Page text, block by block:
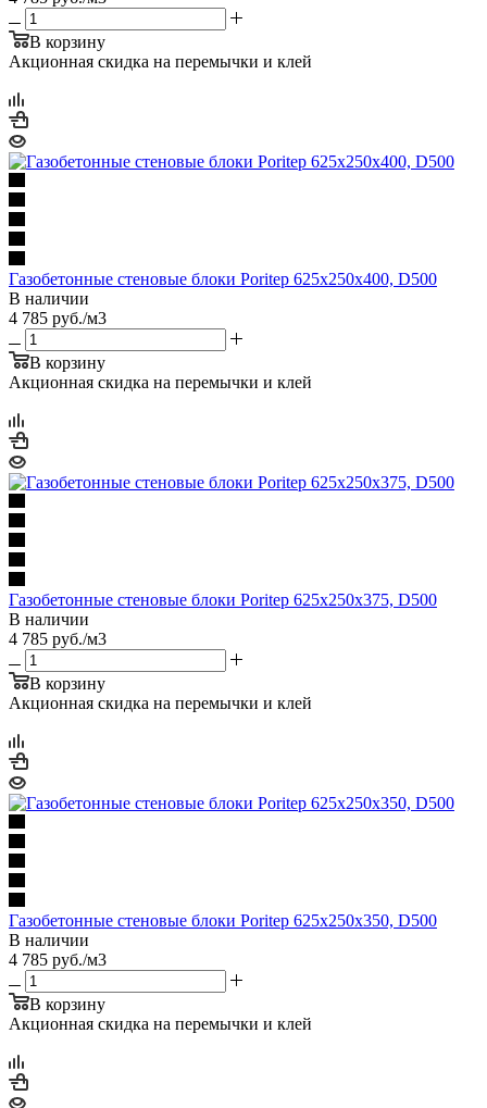
В корзину
Акционная скидка на перемычки и клей
Газобетонные стеновые блоки Poritep 625х250х400, D500
В наличии
4 785 руб./м3
В корзину
Акционная скидка на перемычки и клей
Газобетонные стеновые блоки Poritep 625х250х375, D500
В наличии
4 785 руб./м3
В корзину
Акционная скидка на перемычки и клей
Газобетонные стеновые блоки Poritep 625х250х350, D500
В наличии
4 785 руб./м3
В корзину
Акционная скидка на перемычки и клей